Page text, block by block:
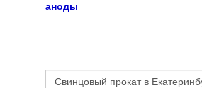
аноды